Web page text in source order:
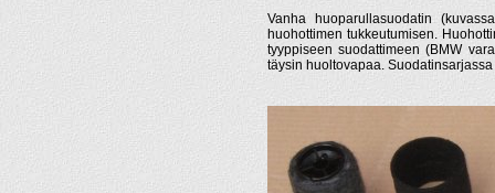
Vanha huoparullasuodatin
huohottimen tukkeutumisen.
tyyppiseen suodattimeen (BMW
täysin huoltovapaa.